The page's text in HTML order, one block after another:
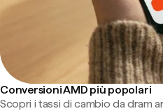
Conversioni AMD più popolari
Scopri i tassi di cambio da dram